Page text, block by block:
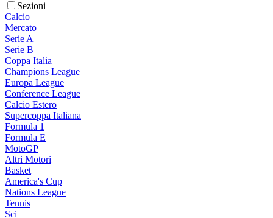
Sezioni
Calcio
Mercato
Serie A
Serie B
Coppa Italia
Champions League
Europa League
Conference League
Calcio Estero
Supercoppa Italiana
Formula 1
Formula E
MotoGP
Altri Motori
Basket
America's Cup
Nations League
Tennis
Sci